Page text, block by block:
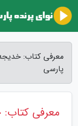
معرفی کتاب:
پارسی
معرفی